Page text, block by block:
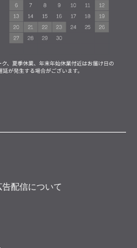
配信について